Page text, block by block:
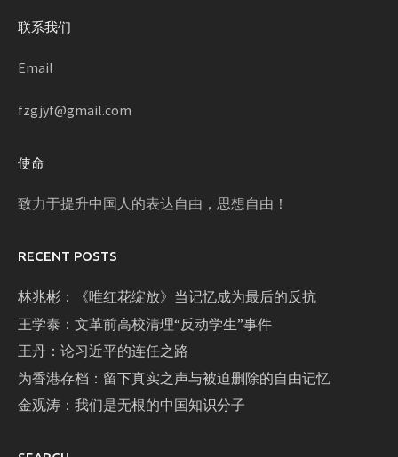
联系我们
Email
fzgjyf@gmail.com
使命
致力于提升中国人的表达自由，思想自由！
RECENT POSTS
林兆彬：《唯红花绽放》当记忆成为最后的反抗
王学泰：文革前高校清理“反动学生”事件
王丹：论习近平的连任之路
为香港存档：留下真实之声与被迫删除的自由记忆
金观涛：我们是无根的中国知识分子